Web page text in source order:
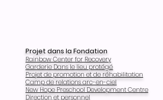
Projet dans la Fondation
Rainbow Center for Recovery
Garderie Dans le lieu protégé
Projet de promotion et de réhabilitation
Camp de relations arc-en-ciel
New Hope Preschool Development Centre
Direction et personnel